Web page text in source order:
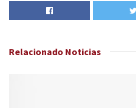
Relacionado Noticias